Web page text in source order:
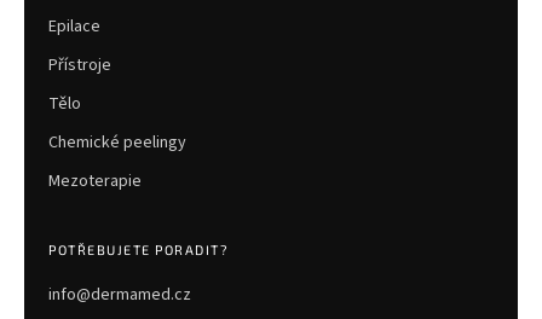
Epilace
Přístroje
Tělo
Chemické peelingy
Mezoterapie
POTŘEBUJETE PORADIT?
info@dermamed.cz